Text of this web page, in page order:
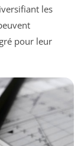
les
pour leur